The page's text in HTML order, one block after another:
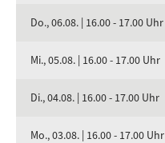
Do., 06.08. | 16.00 - 17.00 Uhr
Mi., 05.08. | 16.00 - 17.00 Uhr
Di., 04.08. | 16.00 - 17.00 Uhr
Mo., 03.08. | 16.00 - 17.00 Uhr